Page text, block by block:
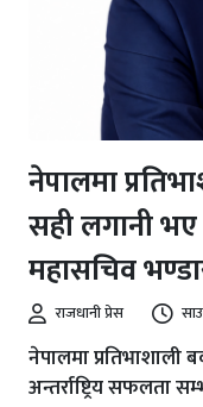
नेपालमा
सही लगानी भए
महासचिव
राजधानी प्रेस
नेपालमा
अन्तर्राष्ट्रिय सफलता